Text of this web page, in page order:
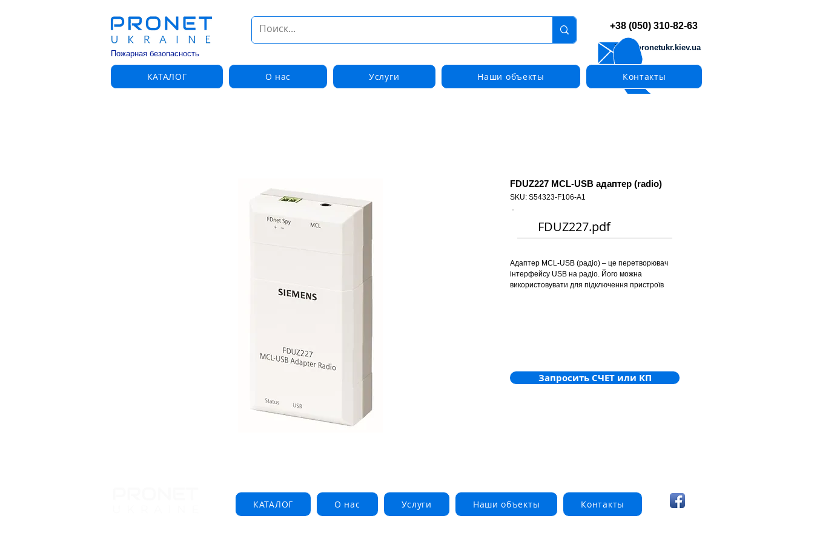
Пожарная безопасность
info@pronetukr.kiev.ua
+38 (050) 310-82-63
КАТАЛОГ О нас Услуги Наши объекты Контакты
FDUZ227 MCL-USB адаптер (radio)
SKU: S54323-F106-A1
FDUZ227.pdf
Адаптер MCL-USB (радіо) – це перетворювач
інтерфейсу USB на радіо. Його можна
використовувати для підключення пристроїв
інші пристрої FDnet/C-NET).
Запросить СЧЕТ или КП
КАТАЛОГ О нас Услуги Наши объекты Контакты